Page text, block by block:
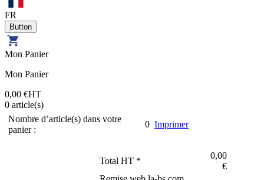
FR
Mon Panier
Mon Panier
0,00 €HT
0 article(s)
Nombre d’article(s) dans votre
panier :
0 Imprimer
Total HT *
0,00
€